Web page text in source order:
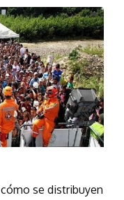
se distribuyen